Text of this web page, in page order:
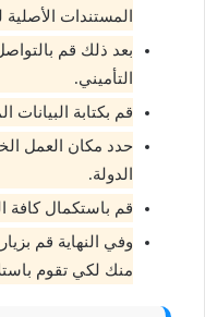
المستندات
التأميني.
قم بكتابة البيانات
حدد مكان العمل
الدولة.
قم باستكمال كافة
وفي النهاية قم
منك لكي تقوم